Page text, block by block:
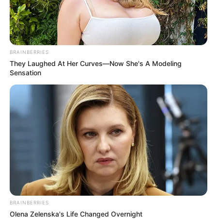
BRAINBERRIES
They Laughed At Her Curves—Now She's A Modeling
Sensation
BRAINBERRIES
Olena Zelenska's Life Changed Overnight